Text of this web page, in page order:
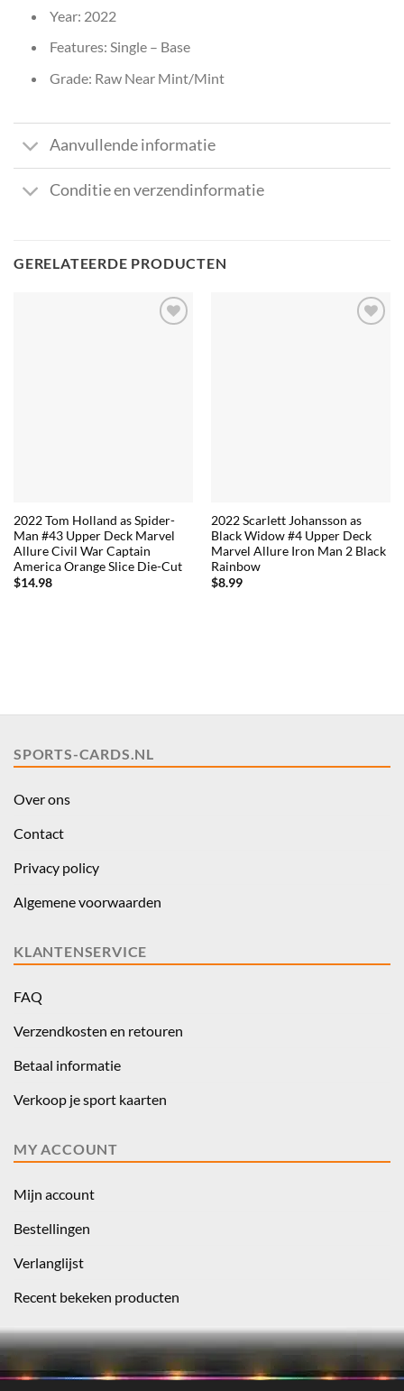
Year: 2022
Features: Single – Base
Grade: Raw Near Mint/Mint
Aanvullende informatie
Conditie en verzendinformatie
GERELATEERDE PRODUCTEN
2022 Tom Holland as Spider-
Man #43 Upper Deck Marvel
Allure Civil War Captain
America Orange Slice Die-Cut
$14.98
2022 Scarlett Johansson as
Black Widow #4 Upper Deck
Marvel Allure Iron Man 2 Black
Rainbow
$8.99
SPORTS-CARDS.NL
Over ons
Contact
Privacy policy
Algemene voorwaarden
KLANTENSERVICE
FAQ
Verzendkosten en retouren
Betaal informatie
Verkoop je sport kaarten
MY ACCOUNT
Mijn account
Bestellingen
Verlanglijst
Recent bekeken producten